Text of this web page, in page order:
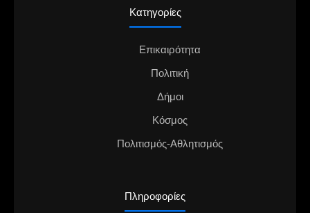
Κατηγορίες
Επικαιρότητα
Πολιτική
Δήμοι
Κόσμος
Πολιτισμός-Αθλητισμός
Πληροφορίες